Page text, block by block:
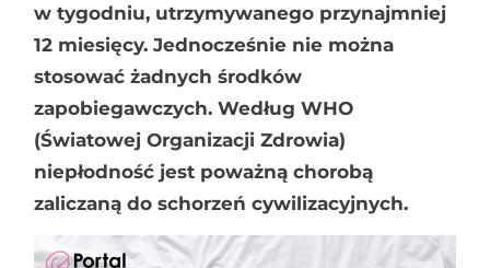
w tygodniu, utrzymywanego przynajmniej
12 miesięcy. Jednocześnie nie można
stosować żadnych środków
zapobiegawczych. Według WHO
(Światowej Organizacji Zdrowia)
niepłodność jest poważną chorobą
zaliczaną do schorzeń cywilizacyjnych.